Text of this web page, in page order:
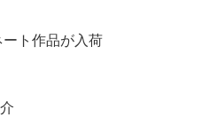
ート作品が入荷